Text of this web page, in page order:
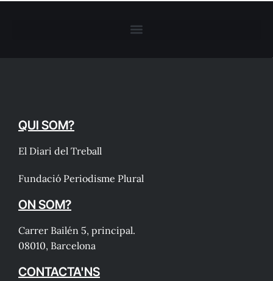
QUI SOM?
El Diari del Treball
Fundació Periodisme Plural
ON SOM?
Carrer Bailén 5, principal.
08010, Barcelona
CONTACTA'NS